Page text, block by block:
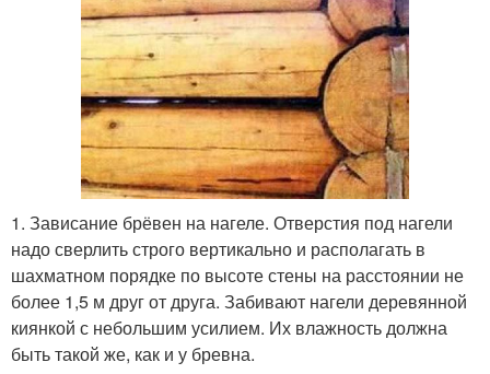
1. Зависание брёвен на нагеле. Отверстия под нагели
надо сверлить строго вертикально и располагать в
шахматном порядке по высоте стены на расстоянии не
более 1,5 м друг от друга. Забивают нагели деревянной
киянкой с небольшим усилием. Их влажность должна
быть такой же, как и у бревна.